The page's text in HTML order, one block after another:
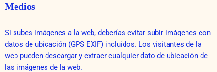
Medios
Si subes imágenes a la web, deberías evitar subir imágenes con
datos de ubicación (GPS EXIF) incluidos. Los visitantes de la
web pueden descargar y extraer cualquier dato de ubicación de
las imágenes de la web.